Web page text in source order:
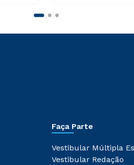
Faça Parte
Vestibular Múltipla
Vestibular Redação